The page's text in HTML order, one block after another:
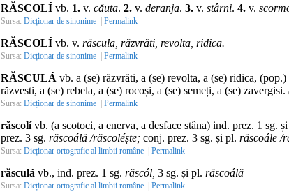
RĂSCOLÍ vb. 1. v. căuta. 2. v. deranja. 3. v. stârni. 4. v.
Sursa: Dicționar de sinonime | Permalink
RĂSCOLÍ vb. v. răscula, răzvrăti, revolta, ridica.
Sursa: Dicționar de sinonime | Permalink
RĂSCULÁ vb. a (se) răzvrăti, a (se) revolta, a (se) ridica,
răzvesti, a (se) rebela, a (se) rocoși, a (se) semeți, a (se) zavergisi.
Sursa: Dicționar de sinonime | Permalink
răscolívb. (a scotoci, a enerva, a desface stâna) ind. prez. 1 sg.
prez. 3 sg. răscoálă /răscoléște; conj. prez. 3 sg. și pl. răscoále /
Sursa: Dicționar ortografic al limbii române | Permalink
răsculá vb., ind. prez. 1 sg. răscól, 3 sg. și pl. răscoálă
Sursa: Dicționar ortografic al limbii române | Permalink